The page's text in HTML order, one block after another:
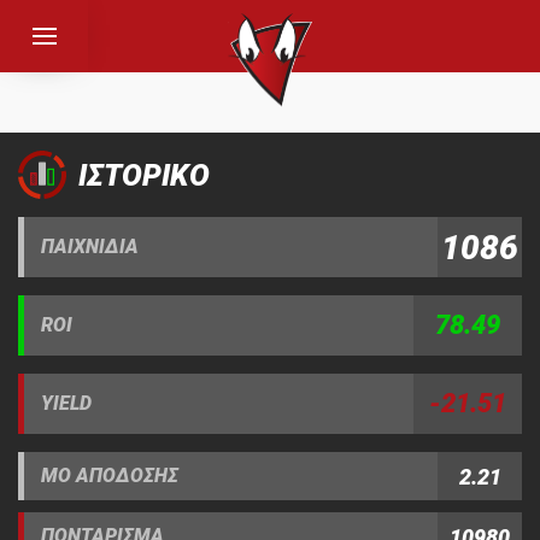
ΙΣΤΟΡΙΚΟ
ΠΑΙΧΝΙΔΙΑ 1086
ROI 78.49
YIELD -21.51
ΜΟ ΑΠΟΔΟΣΗΣ 2.21